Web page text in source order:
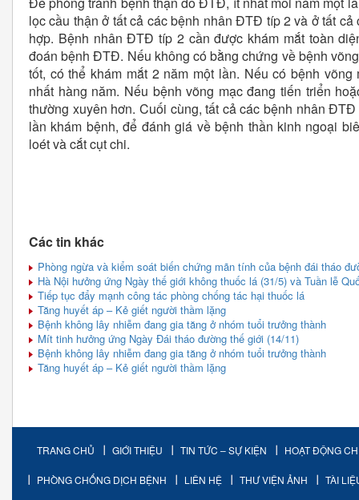
lọc cầu thận ở tất cả các bệnh nhân ĐTĐ típ 2 và ở tất
hợp. Bệnh nhân ĐTĐ típ 2 cần được khám mắt toàn
đoán bệnh ĐTĐ. Nếu không có bằng chứng về bệnh
tốt, có thể khám mắt 2 năm một lần. Nếu có bệnh
nhất hàng năm. Nếu bệnh võng mạc đang tiến triển
thường xuyên hơn. Cuối cùng, tất cả các bệnh nhân
lần khám bệnh, để đánh giá về bệnh thần kinh ngoại
loét và cắt cụt chi.
Các tin khác
Phòng ngừa và kiểm soát biến chứng mãn tính của bệnh đái tháo
Hà Nội hưởng ứng Ngày thế giới không thuốc lá (31/5) và Tuần lễ
Tiếp tục đẩy mạnh công tác phòng chống tác hại thuốc lá
Tăng huyết áp – Kẻ giết người thầm lặng
Bệnh không lây nhiễm đang gia tăng ở nhóm tuổi trưởng thành
Mít tinh hưởng ứng Ngày Đái tháo đường thế giới (14/11)
Bệnh không lây nhiễm đang gia tăng ở nhóm tuổi trưởng thành
Tăng huyết áp – Kẻ giết người thầm lặng
TRANG CHỦ GIỚI THIỆU TIN TỨC – SỰ KIỆN HOẠT ĐỘNG
PHÒNG CHỐNG DỊCH BỆNH LIÊN HỆ THƯ VIỆN ẢNH TÀI